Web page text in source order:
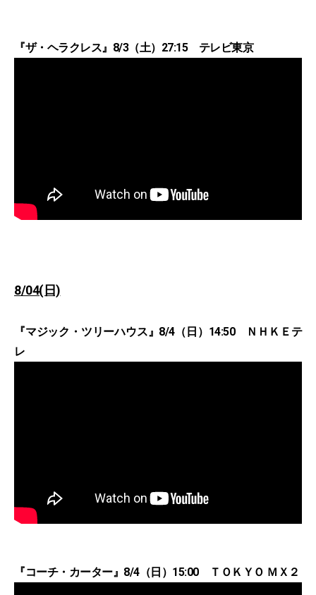
『ザ・ヘラクレス』8/3（土）27:15 テレビ東京
8/04(日)
『マジック・ツリーハウス』8/4（日）14:50 ＮＨＫＥテ
レ
『コーチ・カーター』8/4（日）15:00 ＴＯＫＹＯ ＭＸ２